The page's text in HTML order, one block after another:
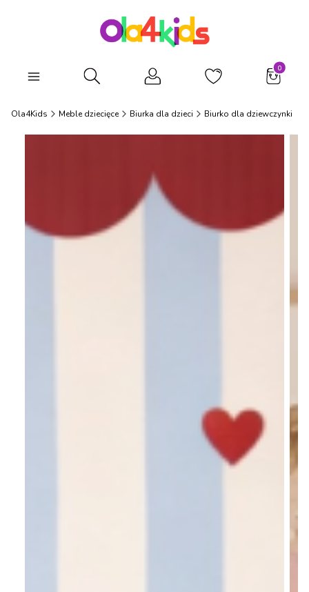
Otwórz wyszukiwarkę
Ola4Kids Meble dziecięce Biurka dla dzieci Biurko dla dziewczynki